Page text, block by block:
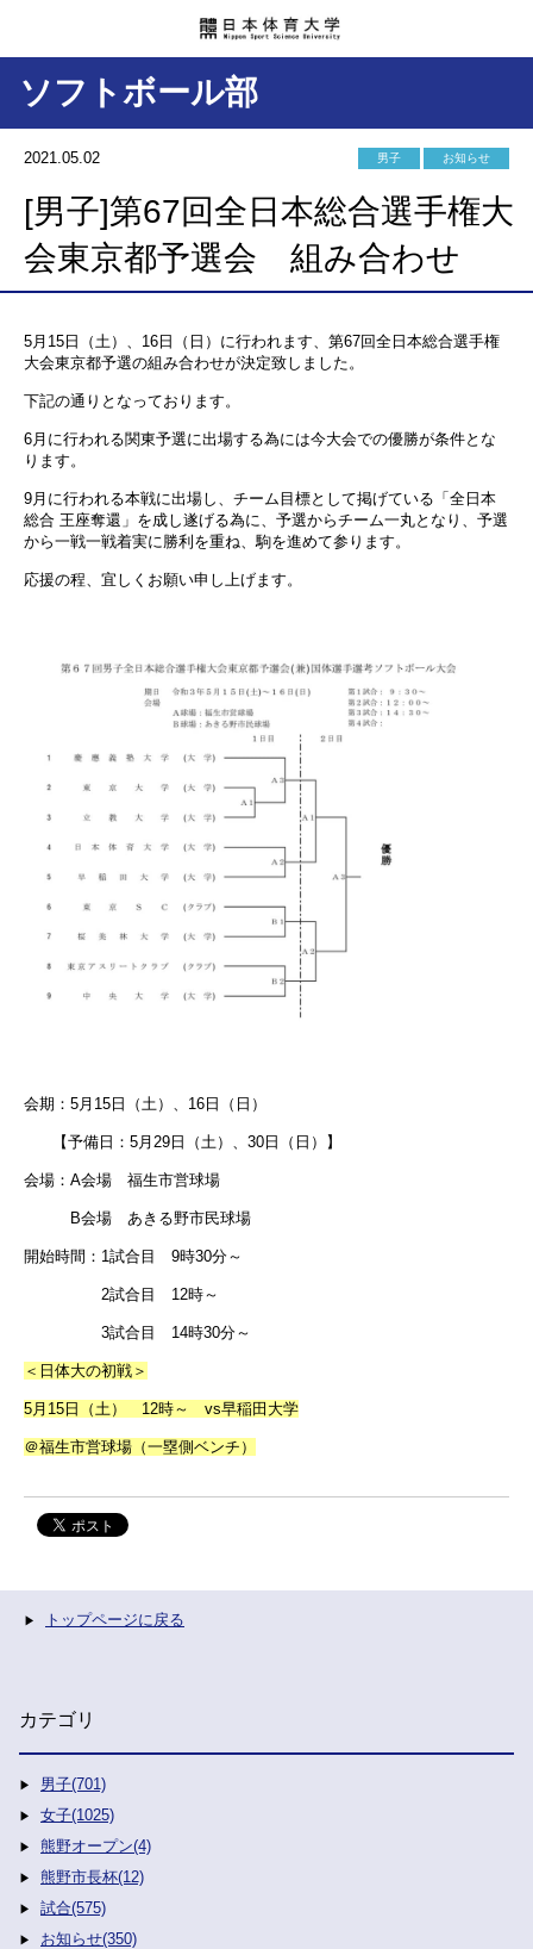
ソフトボール部
2021.05.02 男子 お知らせ
[男子]第67回全日本総合選手権大
会東京都予選会 組み合わせ
5月15日（土）、16日（日）に行われます、第67回全日本総合選手権
大会東京都予選の組み合わせが決定致しました。
下記の通りとなっております。
6月に行われる関東予選に出場する為には今大会での優勝が条件とな
ります。
9月に行われる本戦に出場し、チーム目標として掲げている「全日本
総合 王座奪還」を成し遂げる為に、予選からチーム一丸となり、予選
から一戦一戦着実に勝利を重ね、駒を進めて参ります。
応援の程、宜しくお願い申し上げます。
会期：5月15日（土）、16日（日）
【予備日：5月29日（土）、30日（日）】
会場：A会場 福生市営球場
B会場 あきる野市民球場
開始時間：1試合目 9時30分～
2試合目 12時～
3試合目 14時30分～
＜日体大の初戦＞
5月15日（土） 12時～ vs早稲田大学
＠福生市営球場（一塁側ベンチ）
トップページに戻る
カテゴリ
男子(701)
女子(1025)
熊野オープン(4)
熊野市長杯(12)
試合(575)
お知らせ(350)